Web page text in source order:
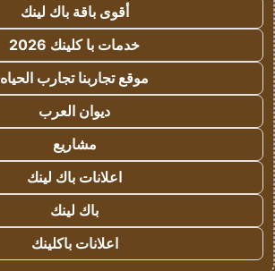
أقوى باقة باك لينك
خدمات با كلينك 2026
موقع تجاربنا تجارب الحياه
ديوان العرب
مشاريع
اعلانات باك لينك
باك لينك
اعلانات باكلينك